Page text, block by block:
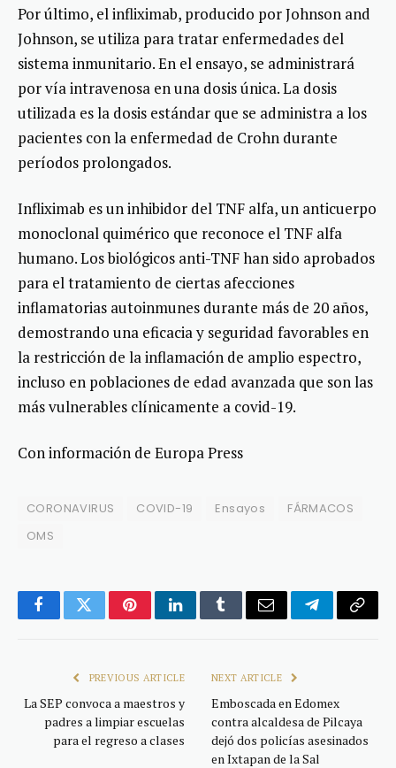
Por último, el infliximab, producido por Johnson and
Johnson, se utiliza para tratar enfermedades del
sistema inmunitario. En el ensayo, se administrará
por vía intravenosa en una dosis única. La dosis
utilizada es la dosis estándar que se administra a los
pacientes con la enfermedad de Crohn durante
períodos prolongados.
Infliximab es un inhibidor del TNF alfa, un anticuerpo
monoclonal quimérico que reconoce el TNF alfa
humano. Los biológicos anti-TNF han sido aprobados
para el tratamiento de ciertas afecciones
inflamatorias autoinmunes durante más de 20 años,
demostrando una eficacia y seguridad favorables en
la restricción de la inflamación de amplio espectro,
incluso en poblaciones de edad avanzada que son las
más vulnerables clínicamente a covid-19.
Con información de Europa Press
CORONAVIRUS COVID-19 Ensayos
FÁRMACOS
OMS
FacebookTwitterPinterestLinkedInTumblrEmail TelegramCopy
PREVIOUS ARTICLE
La SEP convoca a maestros y
padres a limpiar escuelas
para el regreso a clases
NEXT ARTICLE
Emboscada en Edomex
contra alcaldesa de Pilcaya
dejó dos policías asesinados
en Ixtapan de la Sal